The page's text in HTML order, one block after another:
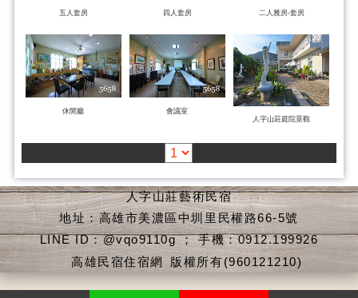
五人套房 四人套房 二人雅房-套房
休閒廳
會議室
人字山莊庭院景觀
人字山莊藝術民宿
地址：高雄市美濃區中圳里民權路66-5號
LINE ID：@vqo9110g ； 手機：0912.199926
高雄民宿住宿網 版權所有(960121210)